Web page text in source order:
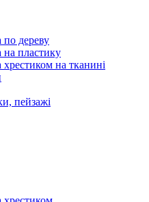
дереву
пластику
на тканині
пейзажі